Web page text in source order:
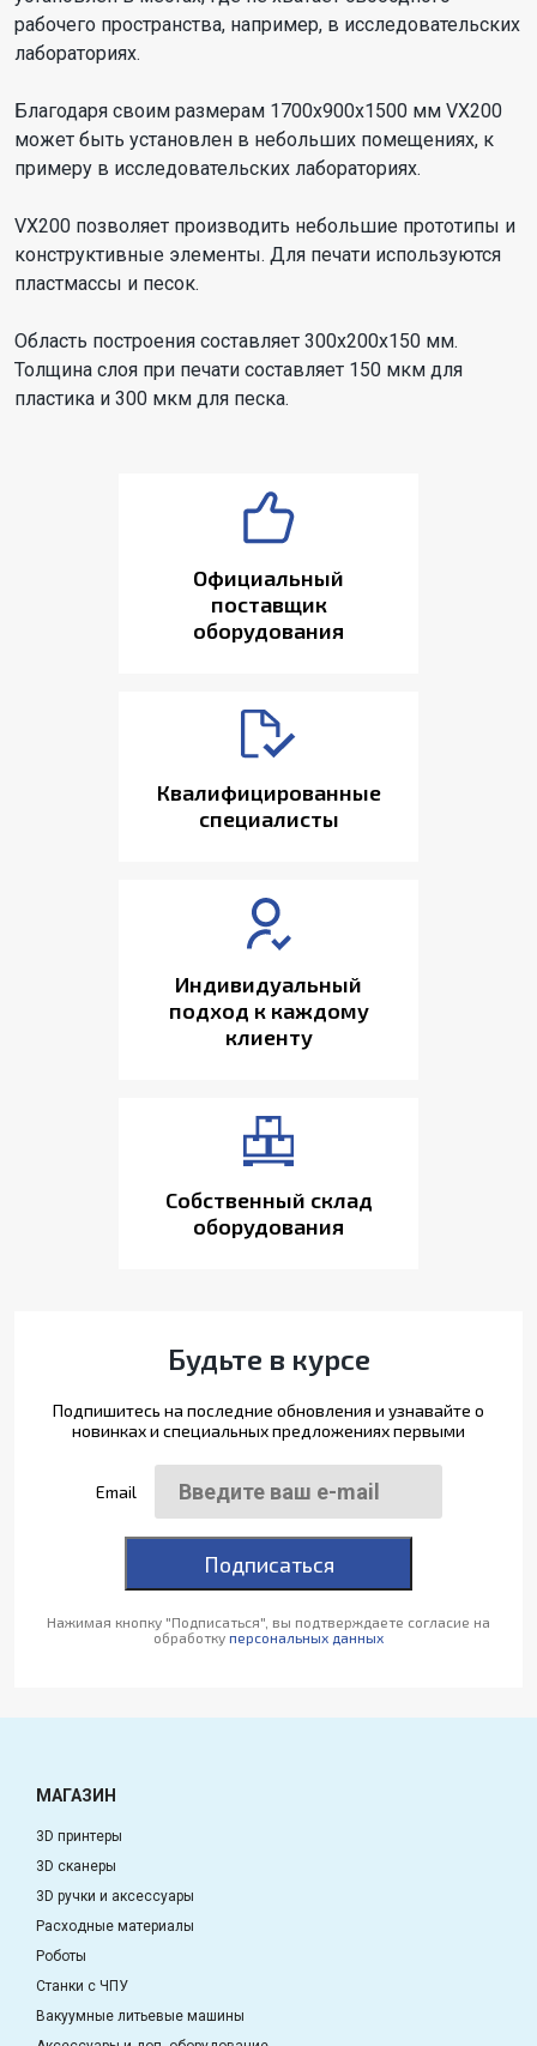
рабочего пространства, например, в исследовательских
лабораториях.
Благодаря своим размерам 1700x900x1500 мм VX200
может быть установлен в небольших помещениях, к
примеру в исследовательских лабораториях.
VX200 позволяет производить небольшие прототипы и
конструктивные элементы. Для печати используются
пластмассы и песок.
Область построения составляет 300x200x150 мм.
Толщина слоя при печати составляет 150 мкм для
пластика и 300 мкм для песка.
Официальный
поставщик
оборудования
Квалифицированные
специалисты
Индивидуальный
подход к каждому
клиенту
Собственный склад
оборудования
Будьте в курсе
Подпишитесь на последние обновления и узнавайте о
новинках и специальных предложениях первыми
Email
Подписаться
Нажимая кнопку "Подписаться", вы подтверждаете согласие на
обработку персональных данных
МАГАЗИН
3D принтеры
3D сканеры
3D ручки и аксессуары
Расходные материалы
Роботы
Станки с ЧПУ
Вакуумные литьевые машины